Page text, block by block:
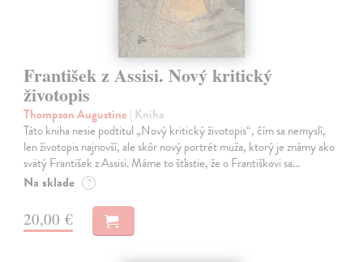
František z Assisi. Nový kritický
životopis
Thompson Augustine | Kniha
Táto kniha nesie podtitul „Nový kritický životopis“, čím sa nemyslí,
len životopis najnovší, ale skôr nový portrét muža, ktorý je známy ako
svätý František z Assisi. Máme to šťastie, že o Františkovi sa…
Na sklade ?
20,00 €